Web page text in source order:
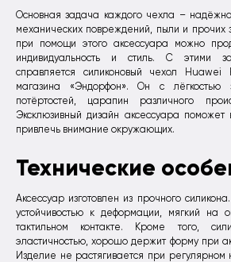
Основная задача каждого чехла –
механических повреждений, пыли и прочих
при помощи этого аксессуара можно
индивидуальность и стиль. С этими
справляется силиконовый чехол
магазина «Эндорфон». Он с лёгкостью
потёртостей, царапин различного
Эксклюзивный дизайн аксессуара поможет
привлечь внимание окружающих.
Технические
Аксессуар изготовлен из прочного
устойчивостью к деформации, мягкий на
тактильном контакте. Кроме того,
эластичностью, хорошо держит форму при
Изделие не растягивается при